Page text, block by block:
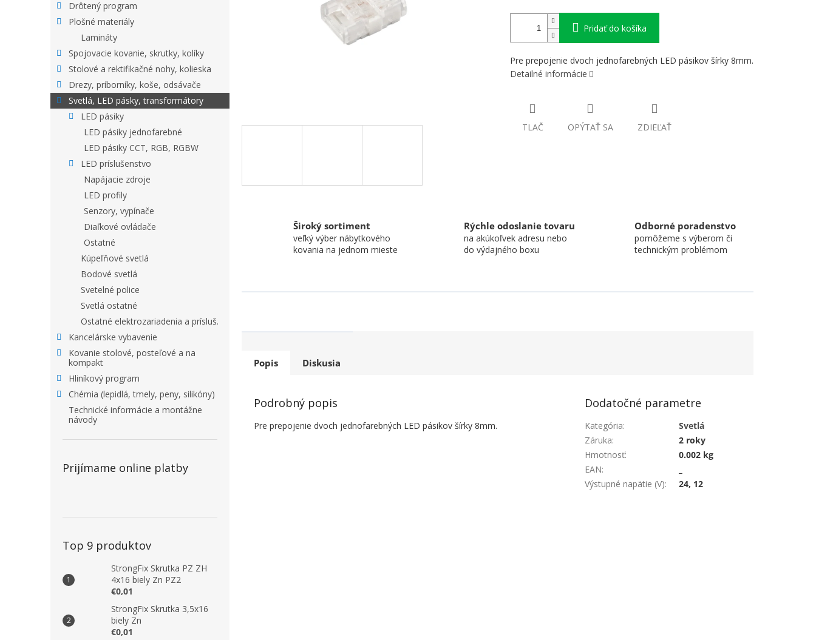
Drôtený program
Plošné materiály
Lamináty
Spojovacie kovanie, skrutky, kolíky
Stolové a rektifikačné nohy, kolieska
Drezy, príborníky, koše, odsávače
Svetlá, LED pásky, transformátory
LED pásiky
LED pásiky jednofarebné
LED pásiky CCT, RGB, RGBW
LED príslušenstvo
Napájacie zdroje
LED profily
Senzory, vypínače
Diaľkové ovládače
Ostatné
Kúpeľňové svetlá
Bodové svetlá
Svetelné police
Svetlá ostatné
Ostatné elektrozariadenia a prísluš.
Kancelárske vybavenie
Kovanie stolové, posteľové a na
kompakt
Hliníkový program
Chémia (lepidlá, tmely, peny, silikóny)
Technické informácie a montážne
návody
Prijímame online platby
Top 9 produktov
StrongFix Skrutka PZ ZH
4x16 biely Zn PZ2
€0,01
StrongFix Skrutka 3,5x16
biely Zn
€0,01
Pridať do košíka
Pre prepojenie dvoch jednofarebných LED pásikov šírky 8mm.
Detailné informácie
TLAČ OPÝTAŤ SA ZDIEĽAŤ
Široký sortiment
veľký výber nábytkového
kovania na jednom mieste
Rýchle odoslanie tovaru
na akúkoľvek adresu nebo
do výdajného boxu
Odborné poradenstvo
pomôžeme s výberom či
technickým problémom
Popis Diskusia
Podrobný popis
Pre prepojenie dvoch jednofarebných LED pásikov šírky 8mm.
Dodatočné parametre
Kategória:
Svetlá
Záruka:
2 roky
Hmotnosť:
0.002 kg
EAN:
Výstupné napätie (V): 24, 12